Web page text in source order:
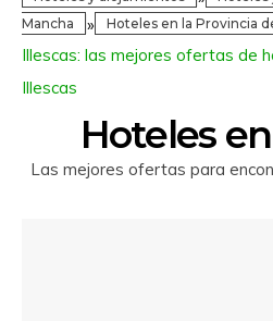
Mancha
» Hoteles en la Provincia
Illescas: las mejores ofertas de
Illescas
Hoteles
Las mejores ofertas para